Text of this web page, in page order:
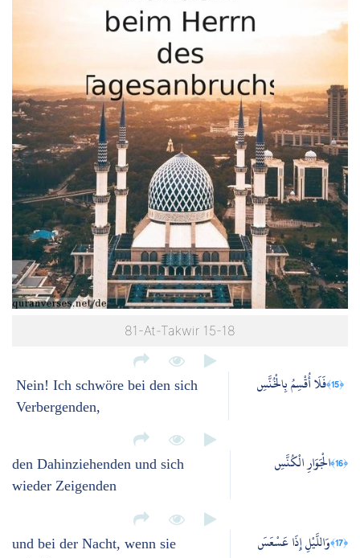
81-At-Takwir 15-18
Nein! Ich schwöre bei den sich
Verbergenden,
﴿15﴾ فَلَا أُقْسِمُ بِالْخُنَّسِ
den Dahinziehenden und sich
wieder Zeigenden
﴿16﴾ الْجَوَارِ الْكُنَّسِ
und bei der Nacht, wenn sie
﴿17﴾ وَاللَّيْلِ إِذَا عَسْعَسَ